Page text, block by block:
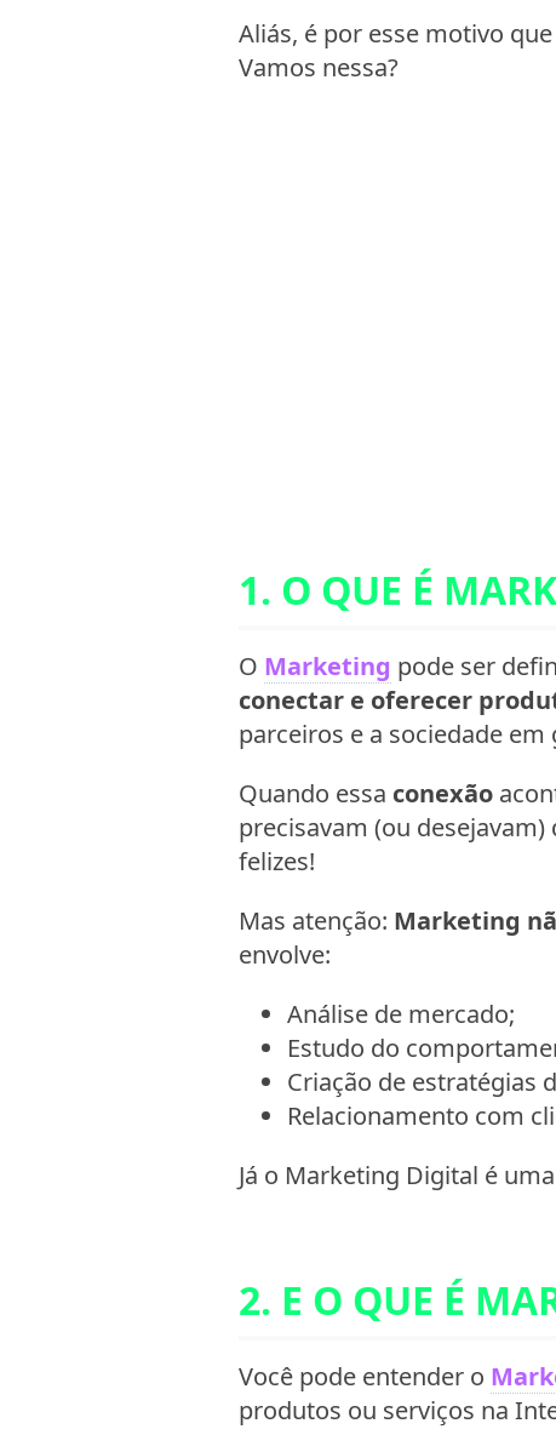
Aliás, é por esse motivo
Vamos nessa?
1. O QUE É
O Marketing pode ser
conectar e oferecer
parceiros e a sociedade em
Quando essa conexão
precisavam (ou
felizes!
Mas atenção: Marketing
envolve:
Análise de mercado;
Estudo do
Criação de estratégias
Relacionamento com
Já o Marketing Digital é
2. E O QUE É
Você pode entender o
produtos ou serviços na